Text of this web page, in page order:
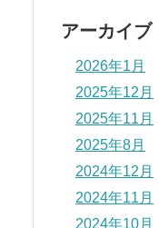
アーカイブ
2026年1月
2025年12月
2025年11月
2025年8月
2024年12月
2024年11月
2024年10月